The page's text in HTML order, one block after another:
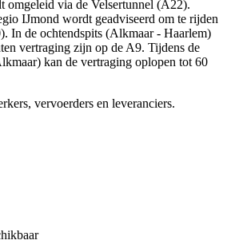
omgeleid via de Velsertunnel (A22).
IJmond wordt geadviseerd om te rijden
In de ochtendspits (Alkmaar - Haarlem)
vertraging zijn op de A9. Tijdens de
kan de vertraging oplopen tot 60
vervoerders en leveranciers.